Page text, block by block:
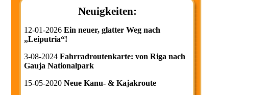
Neuigkeiten:
12-01-2026 Ein neuer, glatter Weg nach
„Leiputria“!
3-08-2024 Fahrradroutenkarte: von Riga nach
Gauja Nationalpark
15-05-2020 Neue Kanu- & Kajakroute